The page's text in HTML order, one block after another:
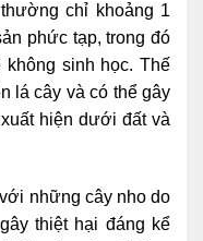
chỉ khoảng 1
phức tạp, trong đó
sinh học. Thế
lá cây và có thể gây
hiện dưới đất và
những cây nho do
thiệt hại đáng kể